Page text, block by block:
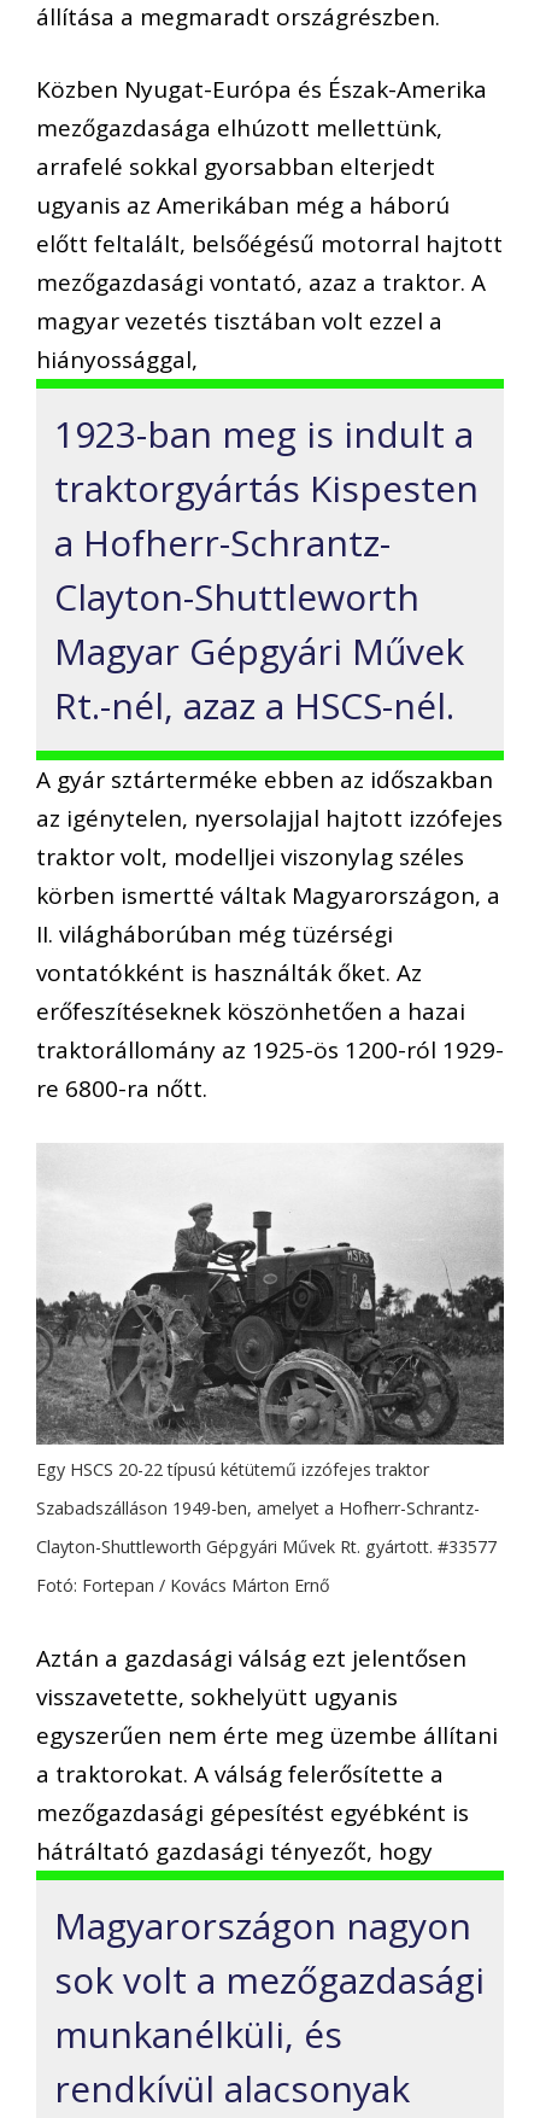
állítása a megmaradt országrészben.
Közben Nyugat-Európa és Észak-Amerika
mezőgazdasága elhúzott mellettünk,
arrafelé sokkal gyorsabban elterjedt
ugyanis az Amerikában még a háború
előtt feltalált, belsőégésű motorral hajtott
mezőgazdasági vontató, azaz a traktor. A
magyar vezetés tisztában volt ezzel a
hiányossággal,
1923-ban meg is indult a
traktorgyártás Kispesten
a Hofherr-Schrantz-
Clayton-Shuttleworth
Magyar Gépgyári Művek
Rt.-nél, azaz a HSCS-nél.
A gyár sztárterméke ebben az időszakban
az igénytelen, nyersolajjal hajtott izzófejes
traktor volt, modelljei viszonylag széles
körben ismertté váltak Magyarországon, a
II. világháborúban még tüzérségi
vontatókként is használták őket. Az
erőfeszítéseknek köszönhetően a hazai
traktorállomány az 1925-ös 1200-ról 1929-
re 6800-ra nőtt.
Egy HSCS 20-22 típusú kétütemű izzófejes traktor
Szabadszálláson 1949-ben, amelyet a Hofherr-Schrantz-
Clayton-Shuttleworth Gépgyári Művek Rt. gyártott. #33577
Fotó: Fortepan / Kovács Márton Ernő
Aztán a gazdasági válság ezt jelentősen
visszavetette, sokhelyütt ugyanis
egyszerűen nem érte meg üzembe állítani
a traktorokat. A válság felerősítette a
mezőgazdasági gépesítést egyébként is
hátráltató gazdasági tényezőt, hogy
Magyarországon nagyon
sok volt a mezőgazdasági
munkanélküli, és
rendkívül alacsonyak